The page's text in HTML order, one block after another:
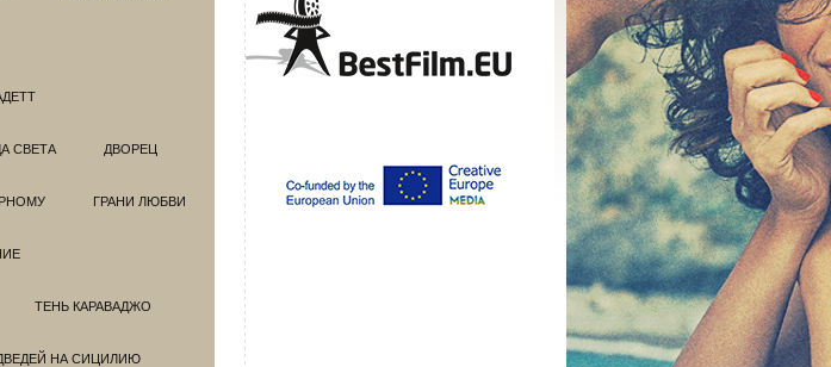
СВЕТА ДВОРЕЦ
ГРАНИ ЛЮБВИ
ТЕНЬ КАРАВАДЖО
НА СИЦИЛИЮ